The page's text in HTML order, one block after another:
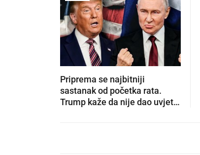
Priprema se najbitniji
sastanak od početka rata.
Trump kaže da nije dao uvjet